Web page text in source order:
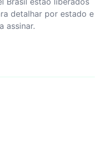
detalhar por estado e
assinar.